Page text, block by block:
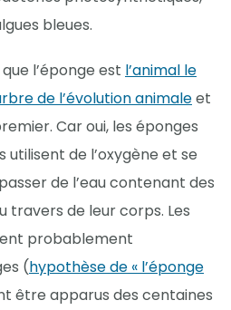
bleues.
l’éponge est l’animal le
de l’évolution animaleet
Car oui, les éponges
utilisent de l’oxygène et se
de l’eau contenant des
travers de leur corps. Les
probablement
(hypothèse de « l’éponge
être apparus des centaines